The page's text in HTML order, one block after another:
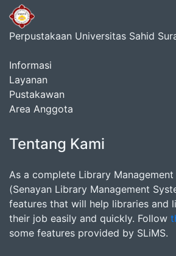
Perpustakaan Universitas Sahid
Informasi
Layanan
Pustakawan
Area Anggota
Tentang Kami
As a complete Library Management
(Senayan Library Management
features that will help libraries and
their job easily and quickly. Follow
some features provided by SLiMS.